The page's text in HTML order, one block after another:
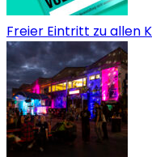
Freier Eintritt zu allen